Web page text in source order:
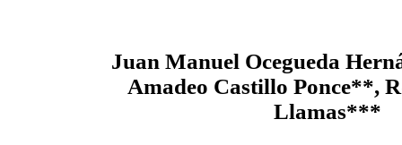
Juan Manuel Ocegueda
Amadeo Castillo Ponce**,
Llamas***